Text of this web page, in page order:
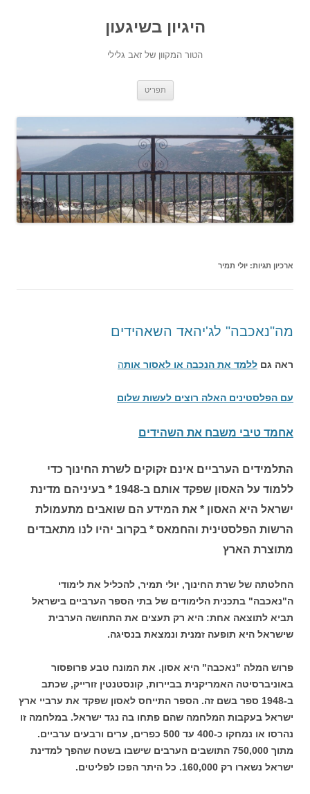
היגיון בשיגעון
הטור המקוון של זאב גלילי
תפריט
ארכיון תגיות: יולי תמיר
מה"נאכבה" לג'יהאד השאהידים
ראה גם ללמד את הנכבה או לאסור אותה
עם הפלסטינים האלה רוצים לעשות שלום
אחמד טיבי משבח את השהידים
התלמידים הערביים אינם זקוקים לשרת החינוך כדי
ללמוד על האסון שפקד אותם ב-1948 * בעיניהם מדינת
ישראל היא האסון * את המידע הם שואבים מתעמולת
הרשות הפלסטינית והחמאס * בקרוב יהיו לנו מתאבדים
מתוצרת הארץ
החלטתה של שרת החינוך, יולי תמיר, להכליל את לימודי
ה"נאכבה" בתכנית הלימודים של בתי הספר הערביים בישראל
תביא לתוצאה אחת: היא רק תעצים את התחושה הערבית
שישראל היא תופעה זמנית ונמצאת בנסיגה.
פרוש המלה "נאכבה" היא אסון. את המונח טבע פרופסור
באוניברסיטה האמריקנית בביירות, קונסטנטין זורייק, שכתב
ב-1948 ספר בשם זה. הספר התייחס לאסון שפקד את ערביי ארץ
ישראל בעקבות המלחמה שהם פתחו בה נגד ישראל. במלחמה זו
נהרסו או נמחקו כ-400 עד 500 כפרים, ערים ורבעים ערביים.
מתוך 750,000 התושבים הערבים שישבו בשטח שהפך למדינת
ישראל נשארו רק 160,000. כל היתר הפכו לפליטים.